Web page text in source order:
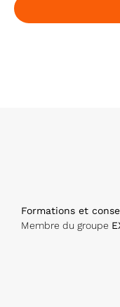
*
Formations et
Membre du groupe